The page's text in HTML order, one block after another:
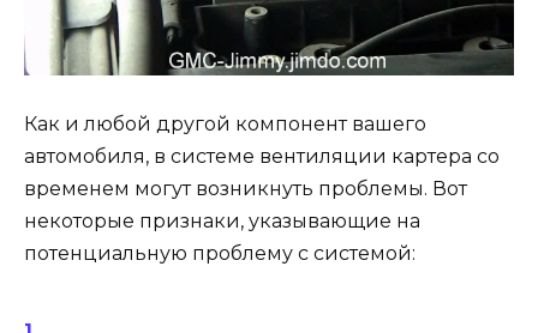
Как и любой другой компонент вашего
автомобиля, в системе вентиляции картера со
временем могут возникнуть проблемы. Вот
некоторые признаки, указывающие на
потенциальную проблему с системой: